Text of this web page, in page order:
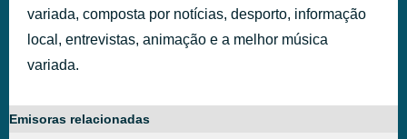
variada, composta por notícias, desporto, informação
local, entrevistas, animação e a melhor música
variada.
Emisoras relacionadas